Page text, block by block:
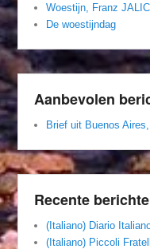
Woestijn, Franz
De woestijndag
Aanbevolen
Brief uit Buenos
Recente
(Italiano) Diario
(Italiano) Piccoli